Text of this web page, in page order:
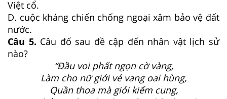
Việt cổ.
D. cuộc kháng chiến chống ngoại xâm bảo vệ đất
nước.
Câu 5. Câu đố sau đề cập đến nhân vật lịch sử
nào?
“Đầu voi phất ngọn cờ vàng,
Làm cho nữ giới vẻ vang oai hùng,
Quần thoa mà giỏi kiếm cung,